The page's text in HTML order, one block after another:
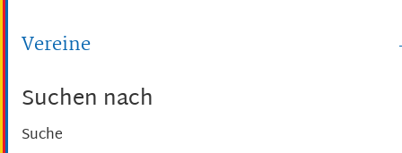
Vereine
Suchen nach
Suche